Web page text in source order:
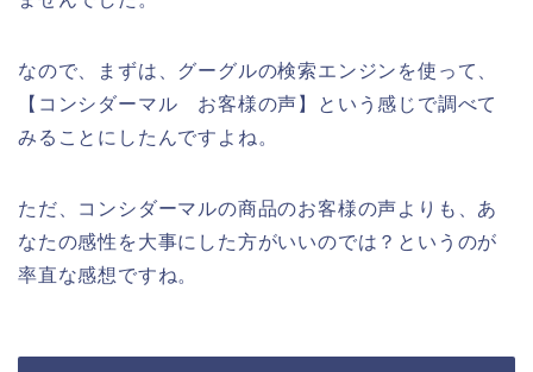
なので、まずは、グーグルの検索エンジンを使って、
【コンシダーマル お客様の声】という感じで調べて
みることにしたんですよね。
ただ、コンシダーマルの商品のお客様の声よりも、あ
なたの感性を大事にした方がいいのでは？というのが
率直な感想ですね。